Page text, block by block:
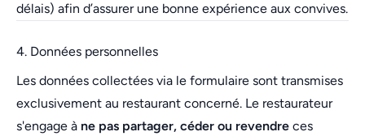
délais) afin d’assurer une bonne expérience aux convives.
4. Données personnelles
Les données collectées via le formulaire sont transmises
exclusivement au restaurant concerné. Le restaurateur
s'engage à ne pas partager, céder ou revendre ces